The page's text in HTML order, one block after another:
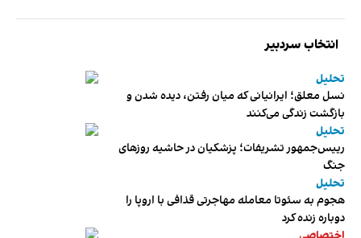
انتخاب سردبیر
تحلیل
نسل معلق؛ ایرانیانی که میان رفتن، دیده شدن و
بازگشت زندگی می‌کنند
تحلیل
رییس‌جمهور تشریفات؛ پزشکیان در حاشیه روزهای
جنگ
تحلیل
هجوم به سئوتا معامله مهاجرتی قذافی با اروپا را
دوباره زنده کرد